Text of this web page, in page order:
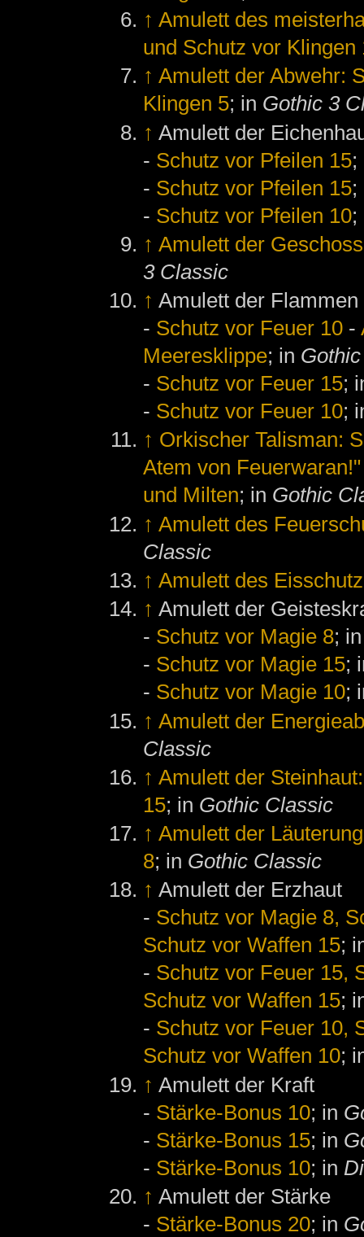
↑ Amulett des
und Schutz vor Klingen
↑ Amulett der Abwehr:
Klingen 5; in Gothic 3
↑ Amulett der
- Schutz vor Pfeilen 15
- Schutz vor Pfeilen 15
- Schutz vor Pfeilen 10
↑ Amulett der
3 Classic
↑ Amulett der Flammen
- Schutz vor Feuer 10 -
Meeresklippe; in
- Schutz vor Feuer 15;
- Schutz vor Feuer 10;
↑ Orkischer Talisman:
Atem von Feuerwaran!"
und Milten; in Gothic
↑ Amulett des
Classic
↑ Amulett des
↑ Amulett der
- Schutz vor Magie 8;
- Schutz vor Magie 15;
- Schutz vor Magie 10;
↑ Amulett der
Classic
↑ Amulett der
15; in Gothic Classic
↑ Amulett der
8; in Gothic Classic
↑ Amulett der Erzhaut
- Schutz vor Magie 8,
Schutz vor Waffen 15;
- Schutz vor Feuer 15,
Schutz vor Waffen 15;
- Schutz vor Feuer 10,
Schutz vor Waffen 10;
↑ Amulett der Kraft
- Stärke-Bonus 10; in
- Stärke-Bonus 15; in
- Stärke-Bonus 10; in
↑ Amulett der Stärke
- Stärke-Bonus 20; in